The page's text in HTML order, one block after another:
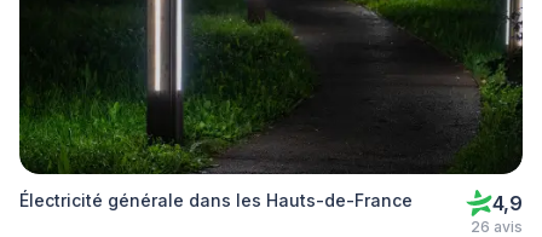
Électricité générale dans les Hauts-de-France 4,9
26 avis